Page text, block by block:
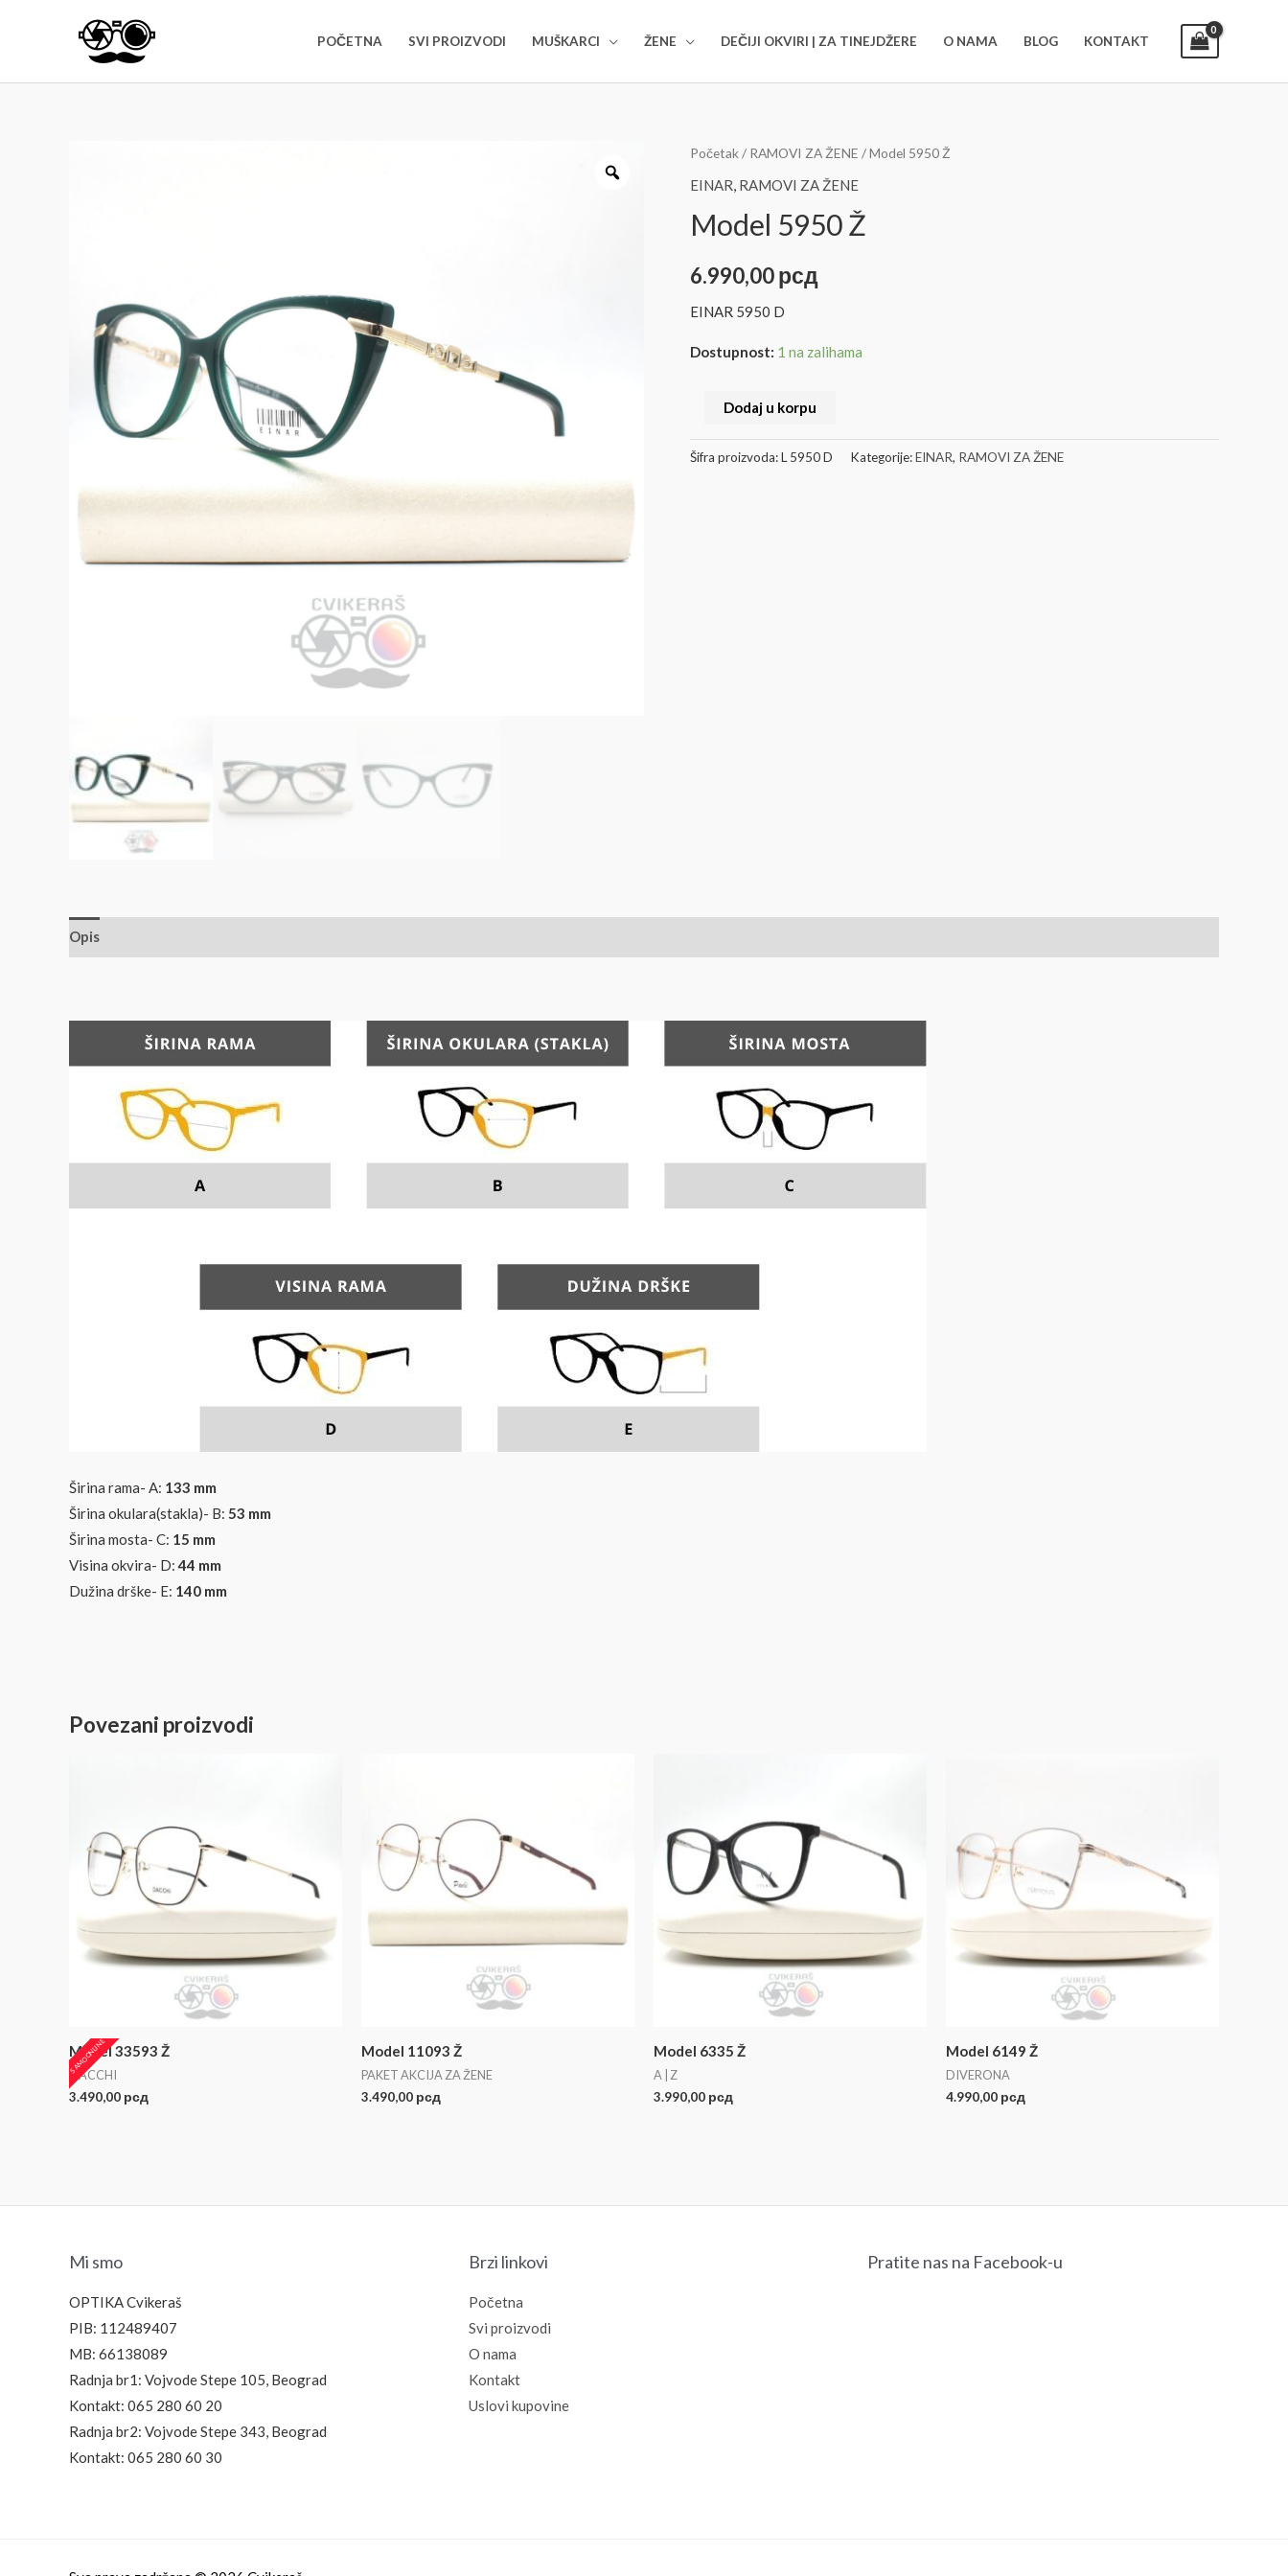
POČETNA SVI PROIZVODI MUŠKARCI ŽENE DEČIJI OKVIRI | ZA TINEJDŽERE O NAMA BLOG KONTAKT
Početak/ RAMOVI ZA ŽENE / Model 5950 Ž
EINAR, RAMOVI ZA ŽENE
Model 5950 Ž
6.990,00рсд
EINAR 5950 D
Dostupnost: 1 na zalihama
Dodaj u korpu
Šifra proizvoda:L 5950 D Kategorije:EINAR, RAMOVI ZA ŽENE
Opis
Širina rama- A: 133 mm
Širina okulara(stakla)- B: 53 mm
Širina mosta- C: 15 mm
Visina okvira- D:44 mm
Dužina drške- E: 140 mm
Povezani proizvodi
SAMO ONLINE
Model 33593 Ž
DACCHI
3.490,00 рсд
Model 11093 Ž
PAKET AKCIJA ZA ŽENE
3.490,00 рсд
Model 6335 Ž
A | Z
3.990,00 рсд
Model 6149 Ž
DIVERONA
4.990,00 рсд
Mi smo
OPTIKA Cvikeraš
PIB: 112489407
MB: 66138089
Radnja br1: Vojvode Stepe 105, Beograd
Kontakt: 065 280 60 20
Radnja br2: Vojvode Stepe 343, Beograd
Kontakt: 065 280 60 30
Brzi linkovi
Početna
Svi proizvodi
O nama
Kontakt
Uslovi kupovine
Pratite nas na Facebook-u